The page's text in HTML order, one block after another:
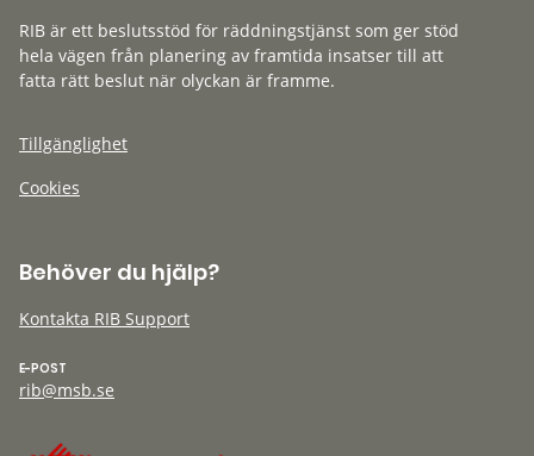
RIB är ett beslutsstöd för räddningstjänst som ger stöd
hela vägen från planering av framtida insatser till att
fatta rätt beslut när olyckan är framme.
Tillgänglighet
Cookies
Behöver du hjälp?
Kontakta RIB Support
E-POST
rib@msb.se